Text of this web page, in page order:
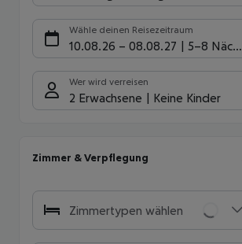
Wähle deinen Reisezeitraum
10.08.26 – 08.08.27 5-8 Nächte
Wer wird verreisen
2 Erwachsene Keine Kinder
Zimmer & Verpflegung
Zimmertypen wählen